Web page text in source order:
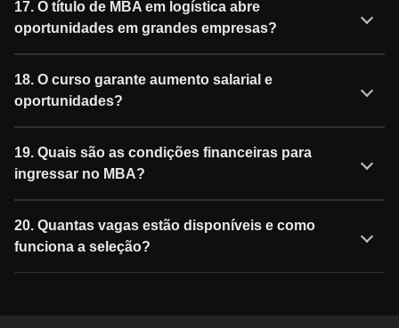
17. O título de MBA em logística abre
oportunidades em grandes empresas?
18. O curso garante aumento salarial e
oportunidades?
19. Quais são as condições financeiras para
ingressar no MBA?
20. Quantas vagas estão disponíveis e como
funciona a seleção?